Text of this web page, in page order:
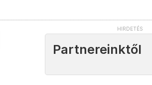
Partnereinktől